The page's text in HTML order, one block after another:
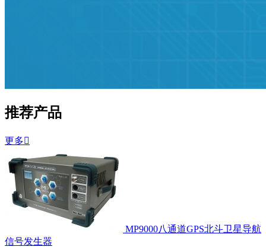
推荐产品
更多
MP9000八通道GPS北斗卫星导航
信号发生器